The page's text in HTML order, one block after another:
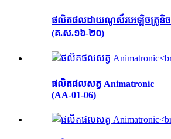
ផលិតផលដាយណូស័រអេឡិចត្រូនិច
(គ.ស.១៦-២០)
ផលិតផលសត្វ Animatronic
(AA-01-06)